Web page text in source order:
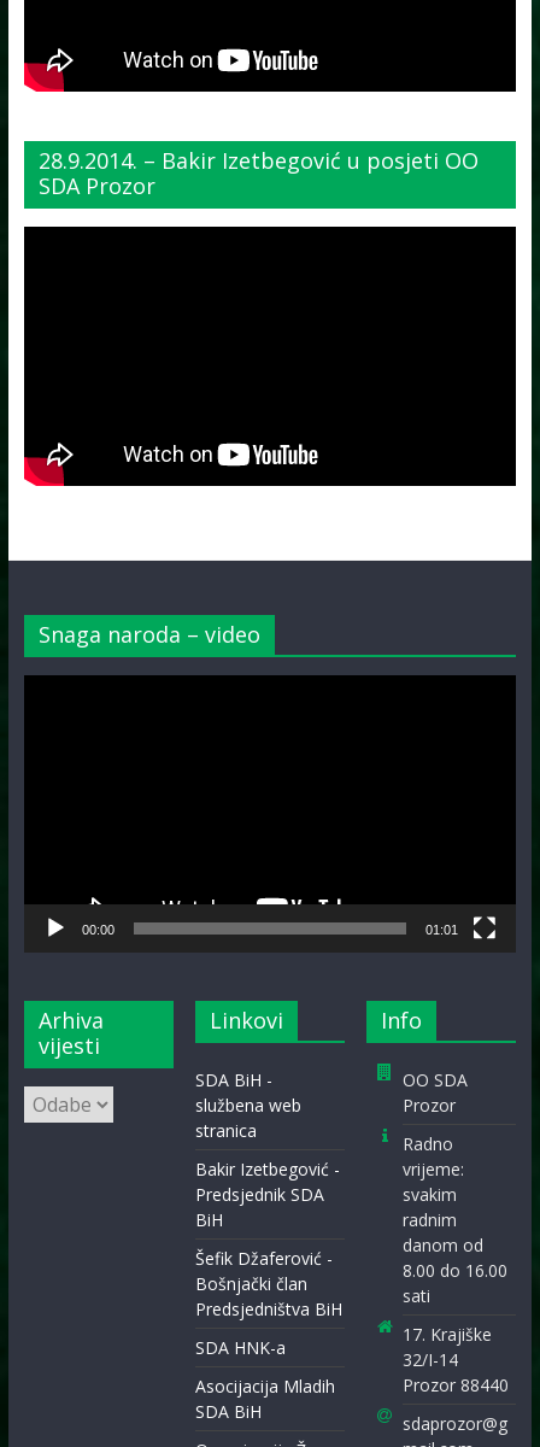
28.9.2014. – Bakir Izetbegović u posjeti OO
SDA Prozor
Snaga naroda – video
00:00 01:01
Arhiva
vijesti
Arhiva
vijesti
Linkovi
SDA BiH -
službena web
stranica
Bakir Izetbegović -
Predsjednik SDA
BiH
Šefik Džaferović -
Bošnjački član
Predsjedništva BiH
SDA HNK-a
Asocijacija Mladih
SDA BiH
Info
OO SDA
Prozor
Radno
vrijeme:
svakim
radnim
danom od
8.00 do 16.00
sati
17. Krajiške
32/I-14
Prozor 88440
sdaprozor@g